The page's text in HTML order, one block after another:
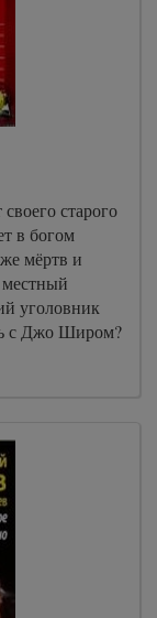
старого
в богом
мёртв и
уголовник
с Джо Широм?